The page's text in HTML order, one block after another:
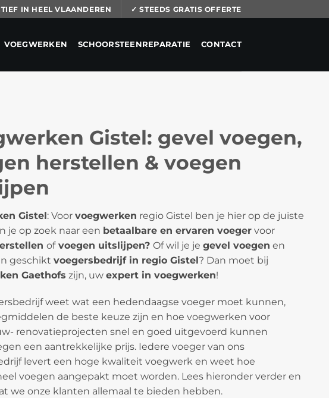
IN HEEL VLAANDEREN ✓ STEEDS GRATIS OFFERTE
VOEGWERKEN SCHOORSTEENREPARATIE CONTACT
Gistel: gevel voegen,
herstellen & voegen
Gistel: Voor voegwerken regio Gistel ben je hier op de juiste
je op zoek naar een betaalbare en ervaren voeger voor
ofvoegen uitslijpen? Of wil je je gevel voegen en
geschikt voegersbedrijf in regio Gistel? Dan moet bij
Gaethofs zijn, uw expert in voegwerken!
weet wat een hedendaagse voeger moet kunnen,
de beste keuze zijn en hoe voegwerken voor
renovatieprojecten snel en goed uitgevoerd kunnen
een aantrekkelijke prijs. Iedere voeger van ons
levert een hoge kwaliteit voegwerk en weet hoe
voegen aangepakt moet worden. Lees hieronder verder en
we onze klanten allemaal te bieden hebben.